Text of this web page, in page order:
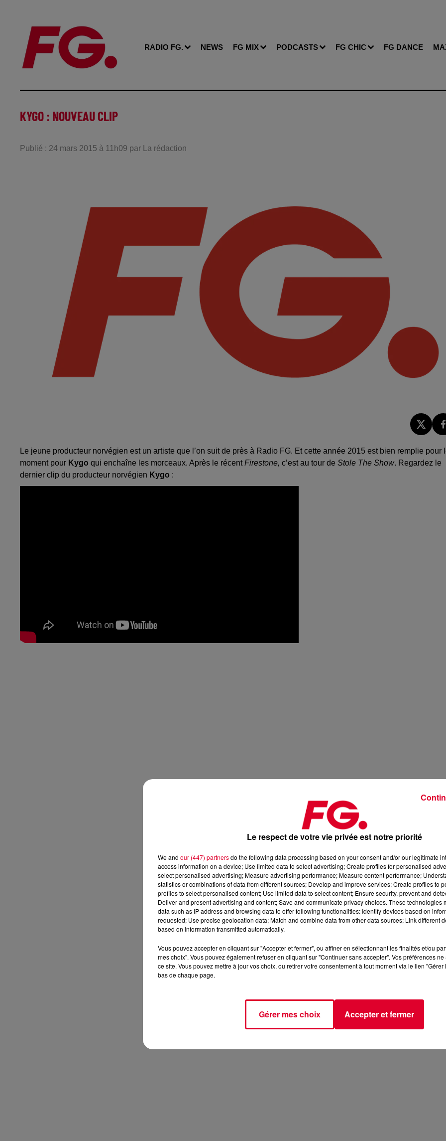
RADIO FG. NEWS FG MIX PODCASTS FG CHIC FG DANCE
KYGO : NOUVEAU CLIP
Publié : 24 mars 2015 à 11h09 par La rédaction
Le jeune producteur norvégien est un artiste que l’on suit de près à Radio FG. Et cette année 2015 est bien remplie pour
moment pour Kygo qui enchaîne les morceaux. Après le récentFirestone, c’est au tour de Stole The Show. Regardez le
dernier clip du producteur norvégien Kygo :
Le respect de votre vie privée est notre priorité
We and our (447) partnersdo the following data processing based on your consent and/or our legitimate
access information on a device; Use limited data to select advertising; Create profiles for personalised
select personalised advertising; Measure advertising performance; Measure content performance;
statistics or combinations of data from different sources; Develop and improve services; Create profiles to
profiles to select personalised content; Use limited data to select content; Ensure security, prevent and
Deliver and present advertising and content; Save and communicate privacy choices. These technologies
data such as IP address and browsing data to offer following functionalities: Identify devices based on
requested; Use precise geolocation data; Match and combine data from other data sources; Link different
based on information transmitted automatically.
Vous pouvez accepter en cliquant sur "Accepter et fermer", ou affiner en sélectionnant les finalités et/ou
mes choix". Vous pouvez également refuser en cliquant sur "Continuer sans accepter". Vos préférences
ce site. Vous pouvez mettre à jour vos choix, ou retirer votre consentement à tout moment via le lien
bas de chaque page.
Gérer mes choix Accepter et fermer